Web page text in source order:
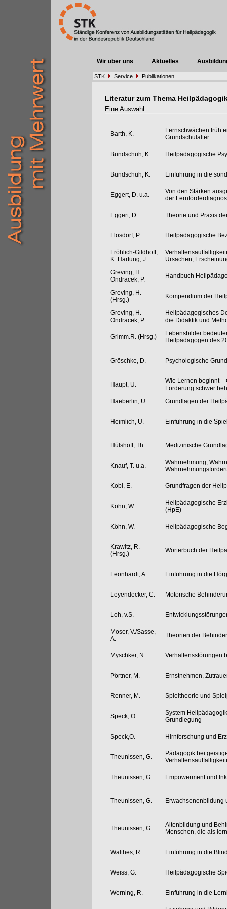
Wir über uns Aktuelles
STK Service Publikationen
Literatur zum Thema
Eine Auswahl
Barth, K.
Lernschwächen früh
Grundschulalter
Bundschuh, K. Heilpädagogische
Bundschuh, K. Einführung in die
Eggert, D. u.a.
Von den Stärken
der
Eggert, D. Theorie und Praxis
Flosdorf, P. Heilpädagogische
Fröhlich-Gildhoff,
K. Hartung, J.
Ursachen,
Greving, H.
Ondracek, P.
Handbuch
Greving, H.
(Hrsg.)
Kompendium der
Greving, H.
Ondracek, P.
Heilpädagogisches
die Didaktik und
Grimm.R. (Hrsg.)
Lebensbilder
Heilpädagogen des
Gröschke, D. Psychologische
Haupt, U.
Wie Lernen beginnt –
Förderung schwer
Haeberlin, U.
Grundlagen der
Heimlich, U. Einführung in die
Hülshoff, Th. Medizinische
Knauf, T. u.a.
Wahrnehmung,
Kobi, E. Grundfragen der
Köhn, W.
Heilpädagogische
(HpE)
Köhn, W. Heilpädagogische
Krawitz, R.
(Hrsg.)
Wörterbuch der
Leonhardt, A. Einführung in die
Leyendecker, C. Motorische
Loh, v.S.
Moser, V./Sasse,
A.
Theorien der
Myschker, N. Verhaltensstörungen
Pörtner, M. Ernstnehmen,
Renner, M. Spieltheorie und
Speck, O.
System
Grundlegung
Speck,O. Hirnforschung und
Theunissen, G.
Pädagogik bei
Theunissen, G. Empowerment und
Theunissen, G. Erwachsenenbildung
Theunissen, G.
Altenbildung und
Menschen, die als
Walthes, R. Einführung in die
Weiss, G. Heilpädagogische
Werning, R. Einführung in die